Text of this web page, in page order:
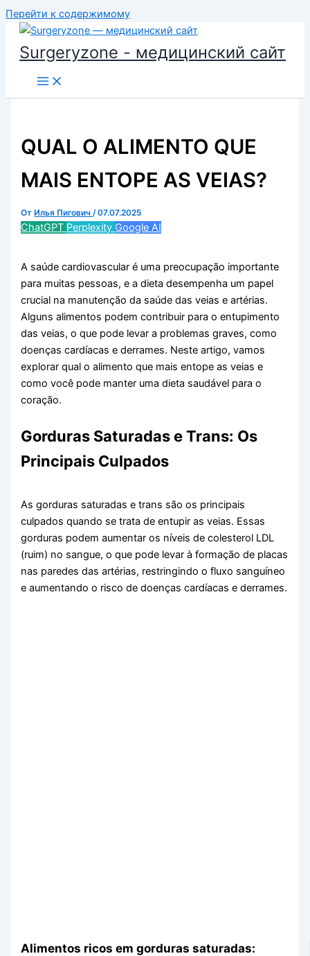
Перейти к содержимому
Surgeryzone - медицинский сайт
QUAL O ALIMENTO QUE
MAIS ENTOPE AS VEIAS?
От Илья Пигович/07.07.2025
ChatGPT Perplexity Google AI
A saúde cardiovascular é uma preocupação importante
para muitas pessoas, e a dieta desempenha um papel
crucial na manutenção da saúde das veias e artérias.
Alguns alimentos podem contribuir para o entupimento
das veias, o que pode levar a problemas graves, como
doenças cardíacas e derrames. Neste artigo, vamos
explorar qual o alimento que mais entope as veias e
como você pode manter uma dieta saudável para o
coração.
Gorduras Saturadas e Trans: Os
Principais Culpados
As gorduras saturadas e trans são os principais
culpados quando se trata de entupir as veias. Essas
gorduras podem aumentar os níveis de colesterol LDL
(ruim) no sangue, o que pode levar à formação de placas
nas paredes das artérias, restringindo o fluxo sanguíneo
e aumentando o risco de doenças cardíacas e derrames.
Alimentos ricos em gorduras saturadas: